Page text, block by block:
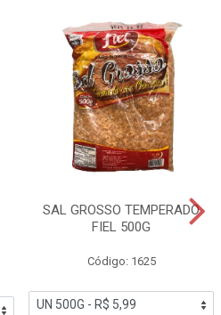
SAL GROSSO TEMPERADO
FIEL 500G
Código: 1625